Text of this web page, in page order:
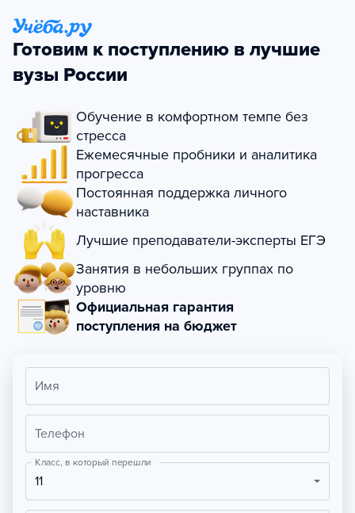
Готовим к поступлению в лучшие
вузы России
Обучение в комфортном темпе без
стресса
Ежемесячные пробники и аналитика
прогресса
Постоянная поддержка личного
наставника
Лучшие преподаватели-эксперты ЕГЭ
Занятия в небольших группах по
уровню
Официальная гарантия
поступления на бюджет
Имя
Телефон
Класс, в который перешли
11